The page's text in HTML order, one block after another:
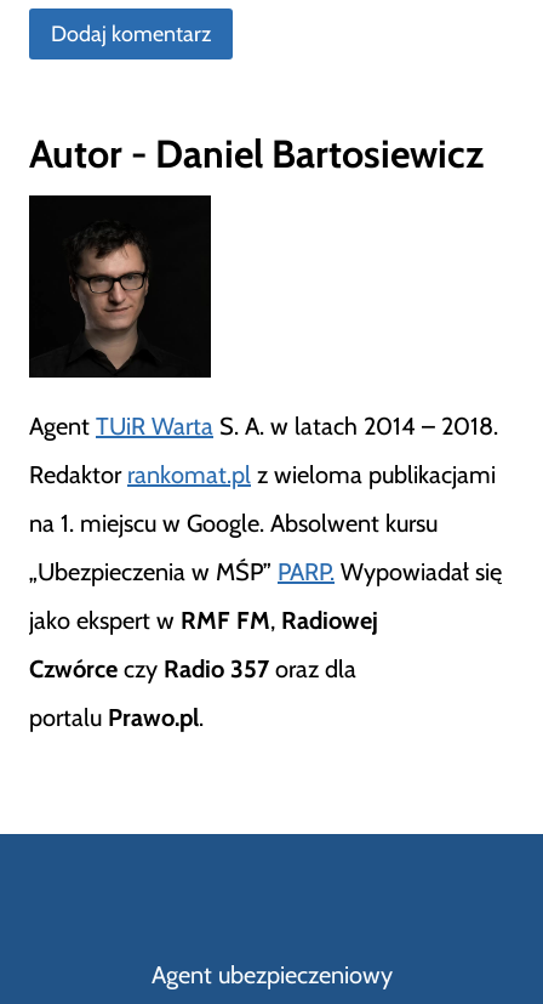
Autor - Daniel Bartosiewicz
Agent TUiR Warta S. A. w latach 2014 – 2018.
Redaktor rankomat.pl z wieloma publikacjami
na 1. miejscu w Google. Absolwent kursu
„Ubezpieczenia w MŚP” PARP. Wypowiadał się
jako ekspert w RMF FM, Radiowej
Czwórce czy Radio 357 oraz dla
portalu Prawo.pl.
Agent ubezpieczeniowy